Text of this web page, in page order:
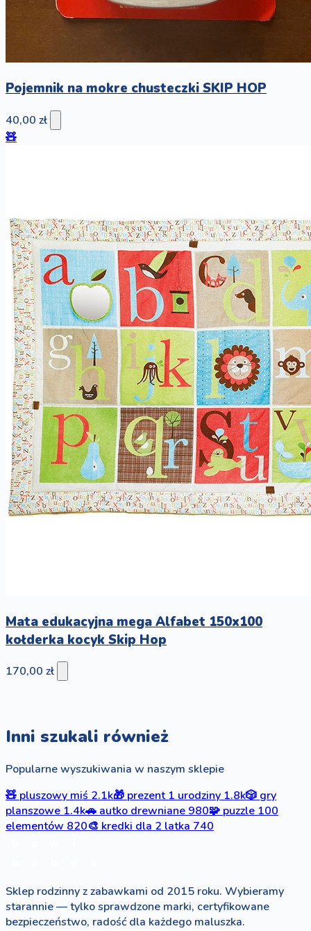
Pojemnik na mokre chusteczki SKIP HOP
40,00 zł
🧸
Mata edukacyjna mega Alfabet 150x100
kołderka kocyk Skip Hop
170,00 zł
Inni szukali również
Popularne wyszukiwania w naszym sklepie
🧸 pluszowy miś 2.1k🎁 prezent 1 urodziny 1.8k🎲 gry
planszowe 1.4k🚗 autko drewniane 980🧩 puzzle 100
elementów 820🎨 kredki dla 2 latka 740
Sklep rodzinny z zabawkami od 2015 roku. Wybieramy
starannie — tylko sprawdzone marki, certyfikowane
bezpieczeństwo, radość dla każdego maluszka.